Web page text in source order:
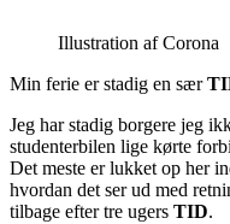
Illustration af Corona
Min ferie er stadig en sær
Jeg har stadig borgere jeg
studenterbilen lige kørte
Det meste er lukket op her
hvordan det ser ud med
tilbage efter tre ugers TID.